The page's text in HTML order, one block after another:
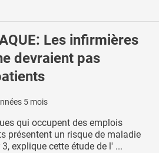
Les infirmières
devraient pas
5 mois
qui occupent des emplois
présentent un risque de maladie
explique cette étude de l' ...